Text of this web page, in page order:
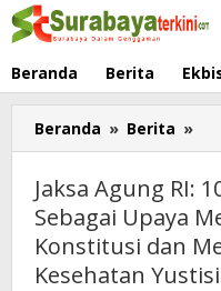
Lewati
ke
Beranda Berita
Beranda » Berita »
10
Jaksa Agung RI:
Sebagai Upaya
Konstitusi dan
Kesehatan